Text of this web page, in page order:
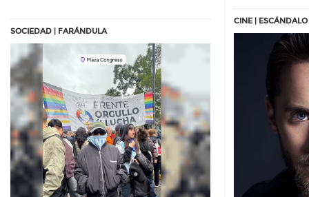
SOCIEDAD | FARÁNDULA
CINE | ESCÁNDALO